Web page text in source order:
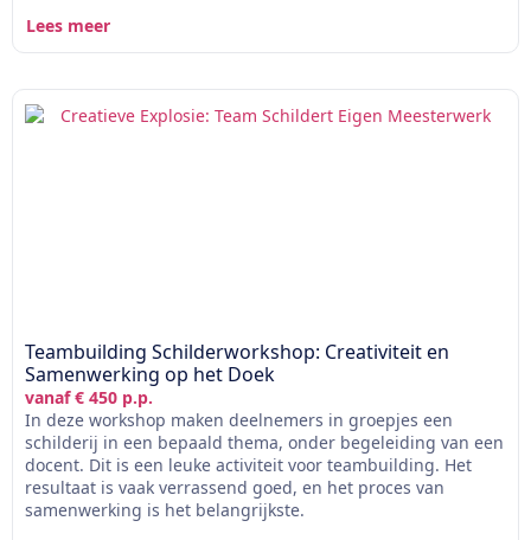
Lees meer
Teambuilding Schilderworkshop: Creativiteit en
Samenwerking op het Doek
vanaf € 450 p.p.
In deze workshop maken deelnemers in groepjes een
schilderij in een bepaald thema, onder begeleiding van een
docent. Dit is een leuke activiteit voor teambuilding. Het
resultaat is vaak verrassend goed, en het proces van
samenwerking is het belangrijkste.